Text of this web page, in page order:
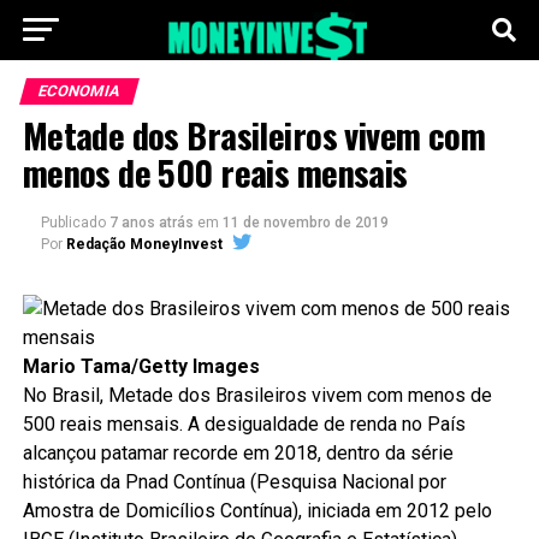
ECONOMIA
Metade dos Brasileiros vivem com
menos de 500 reais mensais
Publicado 7 anos atrás em 11 de novembro de 2019
Por Redação MoneyInvest
Mario Tama/Getty Images
No Brasil, Metade dos Brasileiros vivem com menos de
500 reais mensais. A desigualdade de renda no País
alcançou patamar recorde em 2018, dentro da série
histórica da Pnad Contínua (Pesquisa Nacional por
Amostra de Domicílios Contínua), iniciada em 2012 pelo